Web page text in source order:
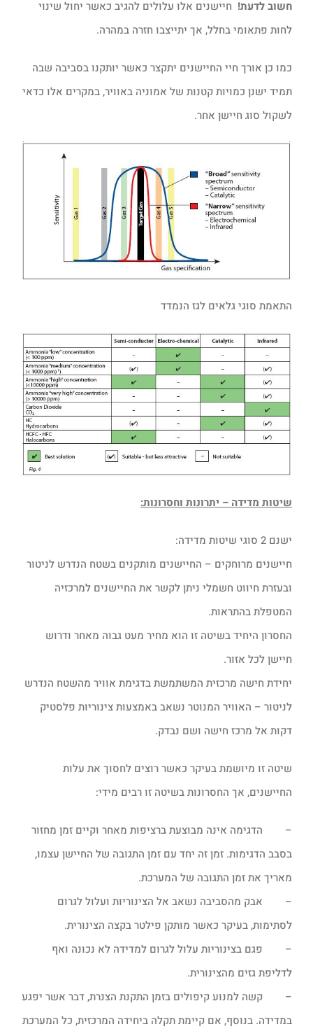
חשוב לדעת! חיישנים אלו עלולים להגיב כאשר יחול שינוי
לחות פתאומי בחלל, אך יתייצבו חזרה במהרה.
כמו כן אורך חיי החיישנים יתקצר כאשר יותקנו בסביבה שבה
תמיד ישנן כמויות קטנות של אמוניה באוויר, במקרים אלו כדאי
לשקול סוג חיישן אחר.
התאמת סוגי גלאים לגז הנמדד
שיטות מדידה – יתרונות וחסרונות:
ישנם 2 סוגי שיטות מדידה:
חיישנים מרוחקים – החיישנים מותקנים בשטח הנדרש לניטור
ובעזרת חיווט חשמלי ניתן לקשר את החיישנים למרכזיה
המטפלת בהתראות.
החסרון היחיד בשיטה זו הוא מחיר מעט גבוה מאחר ודרוש
חיישן לכל אזור.
יחידת חישה מרכזית המשתמשת בדגימת אוויר מהשטח הנדרש
לניטור – האוויר המנוטר נשאב באמצעות צינוריות פלסטיק
דקות אל מרכז חישה ושם נבדק.
שיטה זו מיושמת בעיקר כאשר רוצים לחסוך את עלות
החיישנים, אך החסרונות בשיטה זו רבים מידי:
– הדגימה אינה מבוצעת ברציפות מאחר וקיים זמן מחזור
בסבב הדגימות. זמן זה יחד עם זמן התגובה של החיישן עצמו,
מאריך את זמן התגובה של המערכת.
– אבק מהסביבה נשאב אל הצינוריות ועלול לגרום
לסתימות, בעיקר כאשר מותקן פילטר בקצה הצינורית.
– פגם בצינוריות עלול לגרום למדידה לא נכונה ואף
לדליפת גזים מהצינורית.
– קשה למנוע קיפולים בזמן התקנת הצנרת, דבר אשר יפגע
במדידה. בנוסף, אם קיימת תקלה ביחידה המרכזית, כל המערכת